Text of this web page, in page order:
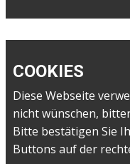
COOKIES
Diese Webseite
nicht wünschen,
Bitte bestätigen Sie
Buttons auf der